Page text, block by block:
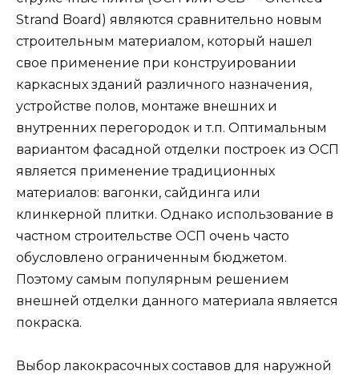
Strand Board) являются сравнительно новым
строительным материалом, который нашел
свое применение при конструировании
каркасных зданий различного назначения,
устройстве полов, монтаже внешних и
внутренних перегородок и т.п. Оптимальным
вариантом фасадной отделки построек из ОСП
является применение традиционных
материалов: вагонки, сайдинга или
клинкерной плитки. Однако использование в
частном строительстве ОСП очень часто
обусловлено ограниченным бюджетом.
Поэтому самым популярным решением
внешней отделки данного материала является
покраска.
Выбор лакокрасочных составов для наружной